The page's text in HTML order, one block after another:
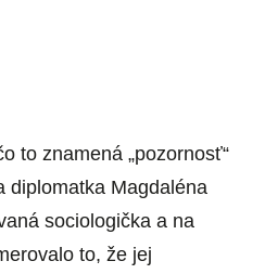
to znamená „pozornosť“
diplomatka Magdaléna
sociologička a na
to, že jej